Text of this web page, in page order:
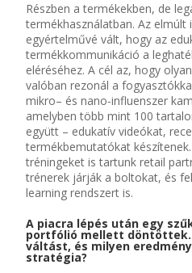
Részben a termékekben, de
termékhasználatban.Az elmúlt
egyértelművé vált, hogy az
termékkommunikáció a
eléréséhez. A cél az, hogy
valóban rezonál a
mikro– ésnano-influenszer
amelyben több mint 100
együtt – edukatív videókat,
termékbemutatókat
tréningeketis tartunkretail
trénerek járják a boltokat, és
learning rendszert is.
A piacra lépés után egy
portfólió mellett döntöttek.
váltást, és milyen
stratégia?